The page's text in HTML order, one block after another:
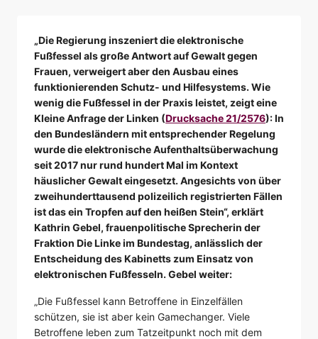
„Die Regierung inszeniert die elektronische
Fußfessel als große Antwort auf Gewalt gegen
Frauen, verweigert aber den Ausbau eines
funktionierenden Schutz- und Hilfesystems. Wie
wenig die Fußfessel in der Praxis leistet, zeigt eine
Kleine Anfrage der Linken (Drucksache 21/2576): In
den Bundesländern mit entsprechender Regelung
wurde die elektronische Aufenthaltsüberwachung
seit 2017 nur rund hundert Mal im Kontext
häuslicher Gewalt eingesetzt. Angesichts von über
zweihunderttausend polizeilich registrierten Fällen
ist das ein Tropfen auf den heißen Stein“, erklärt
Kathrin Gebel, frauenpolitische Sprecherin der
Fraktion Die Linke im Bundestag, anlässlich der
Entscheidung des Kabinetts zum Einsatz von
elektronischen Fußfesseln. Gebel weiter:
„Die Fußfessel kann Betroffene in Einzelfällen
schützen, sie ist aber kein Gamechanger. Viele
Betroffene leben zum Tatzeitpunkt noch mit dem